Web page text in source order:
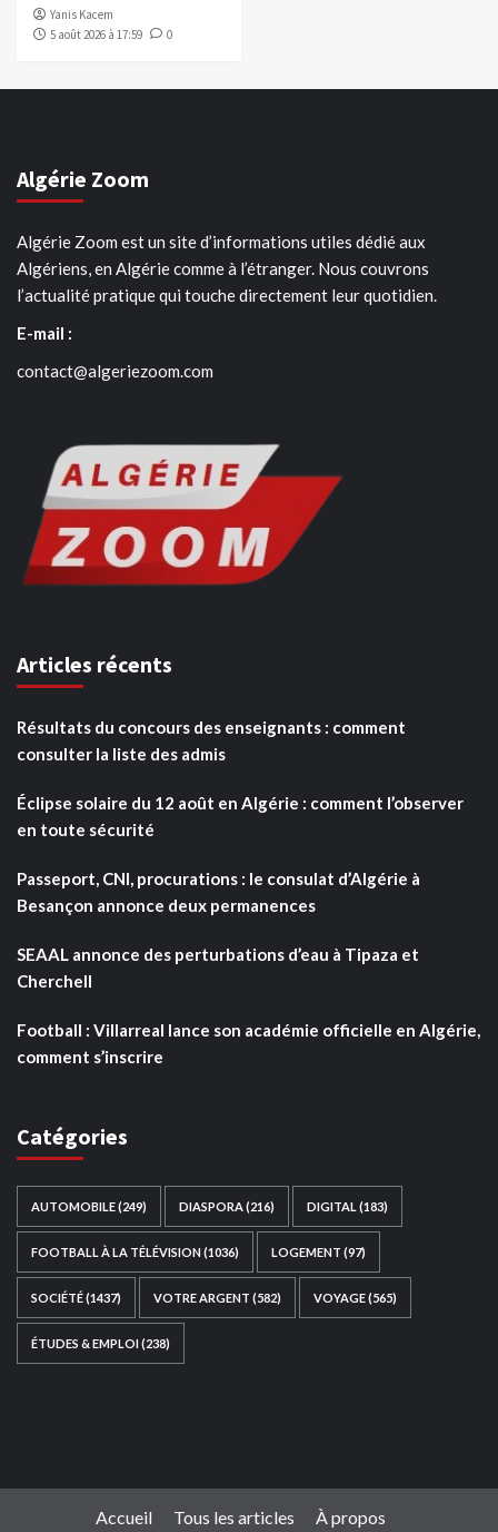
Yanis Kacem
5 août 2026 à 17:59
0
Algérie Zoom
Algérie Zoom est un site d’informations utiles dédié aux
Algériens, en Algérie comme à l’étranger. Nous couvrons
l’actualité pratique qui touche directement leur quotidien.
E-mail :
contact@algeriezoom.com
Articles récents
Résultats du concours des enseignants : comment
consulter la liste des admis
Éclipse solaire du 12 août en Algérie : comment l’observer
en toute sécurité
Passeport, CNI, procurations : le consulat d’Algérie à
Besançon annonce deux permanences
SEAAL annonce des perturbations d’eau à Tipaza et
Cherchell
Football : Villarreal lance son académie officielle en Algérie,
comment s’inscrire
Catégories
AUTOMOBILE(249) DIASPORA (216) DIGITAL (183)
FOOTBALL À LA TÉLÉVISION(1036) LOGEMENT (97)
SOCIÉTÉ(1437) VOTRE ARGENT (582) VOYAGE(565)
ÉTUDES & EMPLOI(238)
Accueil Tous les articles À propos